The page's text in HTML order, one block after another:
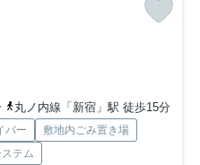
丸ノ内線「新宿」駅 徒歩15分
バー
敷地内ごみ置き場
テム